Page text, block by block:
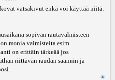
vatsakivut enkä voi käyttää niitä.
sopivan rautavalmisteen
monia valmisteita esim.
on erittäin tärkeää jos
riittävän raudan saannin ja